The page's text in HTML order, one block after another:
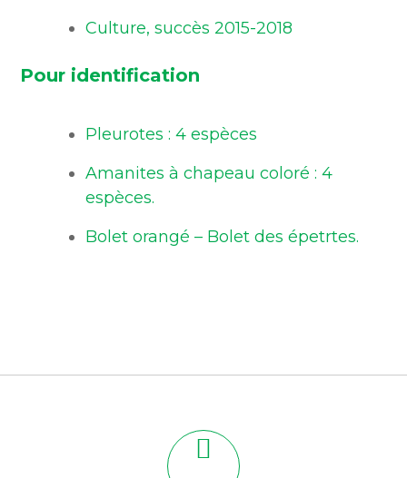
Culture, succès 2015-2018
Pour identification
Pleurotes : 4 espèces
Amanites à chapeau coloré : 4
espèces.
Bolet orangé – Bolet des épetrtes.